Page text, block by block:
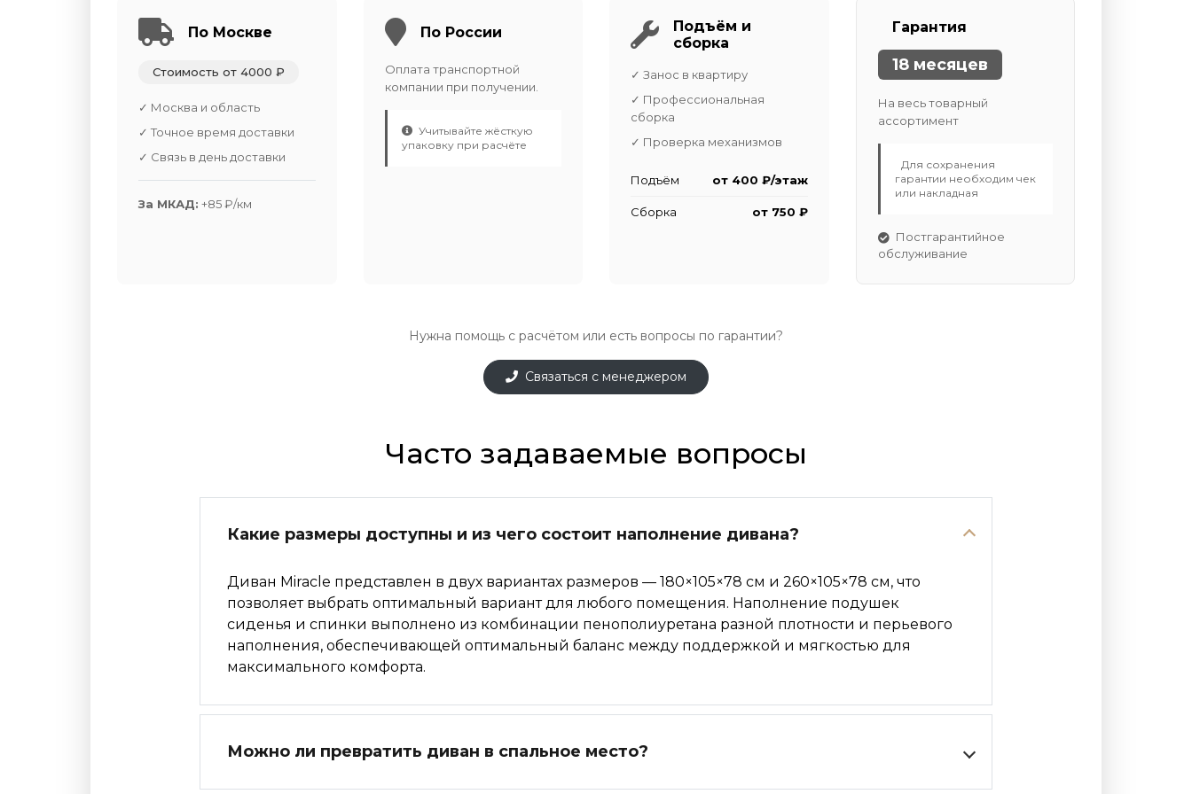
По Москве
Стоимость от 4000 ₽
✓ Москва и область
✓ Точное время доставки
✓ Связь в день доставки
За МКАД: +85 ₽/км
По России
Оплата транспортной
компании при получении.
Учитывайте жёсткую
упаковку при расчёте
Подъём и
сборка
✓ Занос в квартиру
✓ Профессиональная
сборка
✓ Проверка механизмов
Подъём от 400 ₽/этаж
Сборка от 750 ₽
Гарантия
18 месяцев
На весь товарный
ассортимент
Для сохранения
гарантии необходим чек
или накладная
Постгарантийное
обслуживание
Нужна помощь с расчётом или есть вопросы по гарантии?
Связаться с менеджером
Часто задаваемые вопросы
Какие размеры доступны и из чего состоит наполнение дивана?
Диван Miracle представлен в двух вариантах размеров — 180×105×78 см и 260×105×78 см, что
позволяет выбрать оптимальный вариант для любого помещения. Наполнение подушек
сиденья и спинки выполнено из комбинации пенополиуретана разной плотности и перьевого
наполнения, обеспечивающей оптимальный баланс между поддержкой и мягкостью для
максимального комфорта.
Можно ли превратить диван в спальное место?